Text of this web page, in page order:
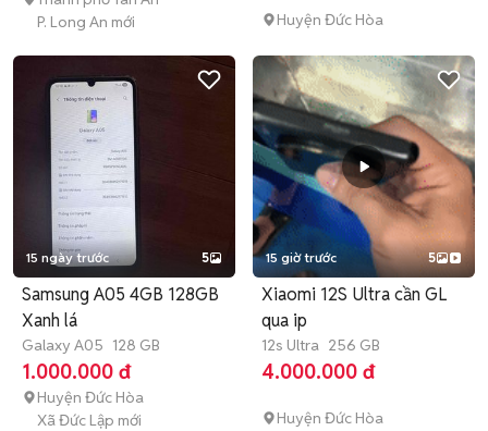
P. Long An mới
Huyện Đức Hòa
15 ngày trước 5
Samsung A05 4GB 128GB
Xanh lá
Galaxy A05 128 GB
1.000.000 đ
Huyện Đức Hòa
Xã Đức Lập mới
15 giờ trước 5
Xiaomi 12S Ultra cần GL
qua ip
12s Ultra 256 GB
4.000.000 đ
Huyện Đức Hòa